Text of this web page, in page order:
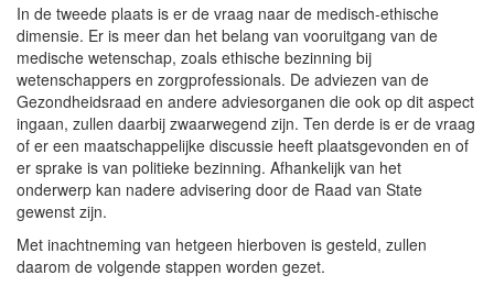
In de tweede plaats is er de vraag naar de medisch-ethische
dimensie. Er is meer dan het belang van vooruitgang van de
medische wetenschap, zoals ethische bezinning bij
wetenschappers en zorgprofessionals. De adviezen van de
Gezondheidsraad en andere adviesorganen die ook op dit aspect
ingaan, zullen daarbij zwaarwegend zijn. Ten derde is er de vraag
of er een maatschappelijke discussie heeft plaatsgevonden en of
er sprake is van politieke bezinning. Afhankelijk van het
onderwerp kan nadere advisering door de Raad van State
gewenst zijn.
Met inachtneming van hetgeen hierboven is gesteld, zullen
daarom de volgende stappen worden gezet.